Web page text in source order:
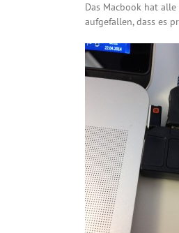
Das Macbook hat
aufgefallen, dass es